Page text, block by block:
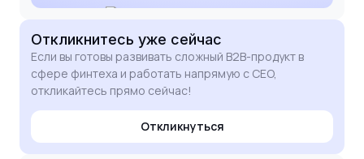
Откликнитесь уже сейчас
Если вы готовы развивать сложный B2B-продукт в
сфере финтеха и работать напрямую с CEO,
откликайтесь прямо сейчас!
Откликнуться